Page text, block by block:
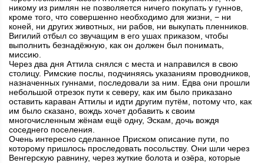
никому из римлян не позволяется ничего покупать у гуннов,
кроме того, что совершенно необходимо для жизни, − ни
коней, ни других животных, ни рабов, ни выкупать пленников.
Вигилий отбыл со звучащим в его ушах приказом, чтобы
выполнить безнадёжную, как он должен был понимать,
миссию.
Через два дня Аттила снялся с места и направился в свою
столицу. Римские послы, подчиняясь указаниям проводников,
назначенных гуннами, последовали за ним. Едва они прошли
небольшой отрезок пути к северу, как им было приказано
оставить караван Аттилы и идти другим путём, потому что, как
им было сказано, вождь хочет добавить к своим
многочисленным жёнам ещё одну, Эскам, дочь вождя
соседнего поселения.
Очень интересно сделанное Приском описание пути, по
которому пришлось проследовать посольству. Они шли через
Венгерскую равнину, через жуткие болота и озёра, которые